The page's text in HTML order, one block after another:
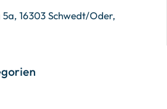
16303 Schwedt/Oder,